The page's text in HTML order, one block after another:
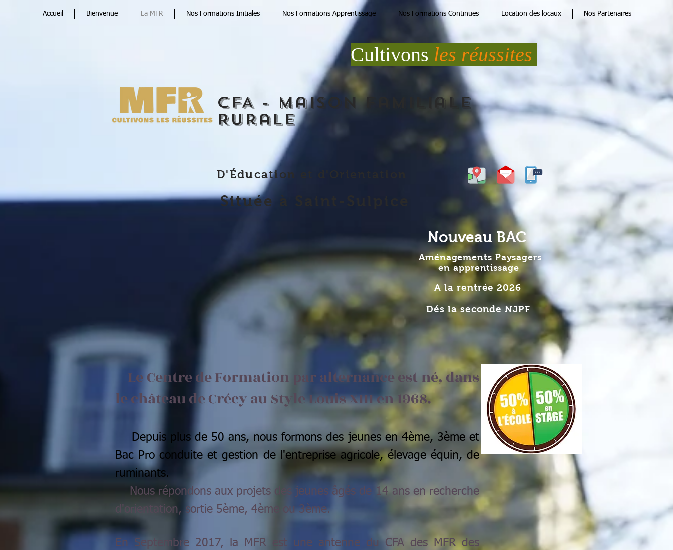
Accueil Bienvenue La MFR Nos Formations Initiales Nos Formations Apprentissage Nos Formations Continues Location des locaux Nos Partenaires
Cultivons les réussites
CFA - Maison Familiale
Rurale
D'Éducation et d'Orientation
Située à Saint-Sulpice
Nouveau BAC
Aménagements Paysagers
en apprentissage
A la rentrée 2026
Dés la seconde NJPF
Le Centre de Formation par alternance est né, dans
le château de Crécy au Style Louis XIII en 1968.
Depuis plus de 50 ans, nous formons des jeunes en 4ème, 3ème et
Bac Pro conduite et gestion de l'entreprise agricole, élevage équin, de
ruminants.
Nous répondons aux projets des jeunes âgés de 14 ans en recherche
d'orientation, sortie 5ème, 4ème ou 3ème.
En Septembre 2017, la MFR est une antenne du CFA des MFR des